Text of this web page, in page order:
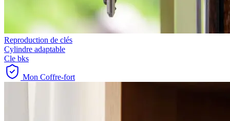
Reproduction de clés
Cylindre adaptable
Cle bks
Mon Coffre-fort